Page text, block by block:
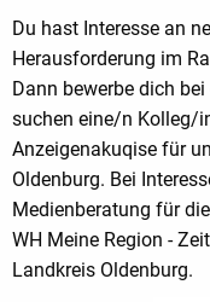
Du hast Interesse an
Herausforderung im
Dann bewerbe dich
suchen eine/n Kolleg/
Anzeigenakuqise für
Oldenburg. Bei
Medienberatung für
WH Meine Region -
Landkreis Oldenburg.